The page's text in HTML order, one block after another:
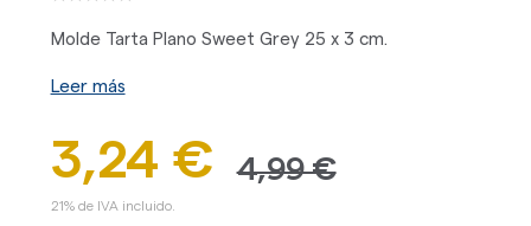
Molde Tarta Plano Sweet Grey 25 x 3 cm.
Leer más
3,24 € 4,99 €
21% de IVA incluido.